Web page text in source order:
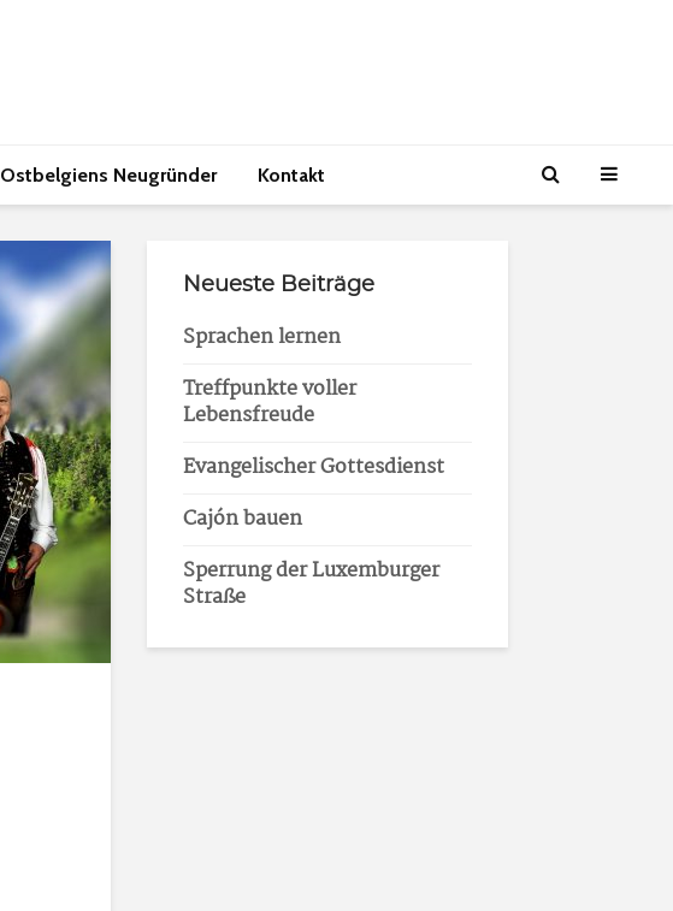
Ostbelgiens Neugründer Kontakt
Neueste Beiträge
Sprachen lernen
Treffpunkte voller
Lebensfreude
Evangelischer Gottesdienst
Cajón bauen
Sperrung der Luxemburger
Straße